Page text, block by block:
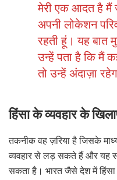
मेरी एक आदत है मैं
अपनी लोकेशन
रहती हूं। यह बात
उन्हें पता है कि मैं
तो उन्हें अंदाज़ा
हिंसा के व्यवहार के
तकनीक वह ज़रिया है जिसके
व्यवहार से लड़ सकते हैं और यह
सकता है। भारत जैसे देश में